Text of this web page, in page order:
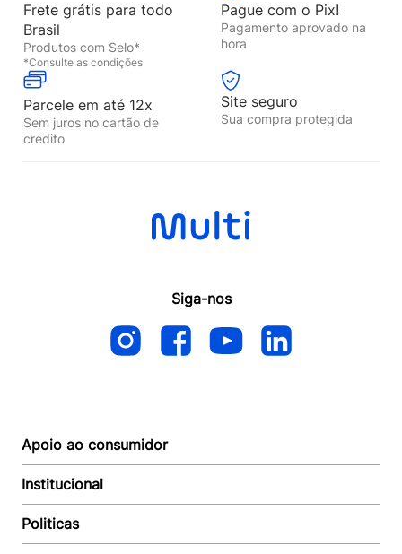
Frete grátis para todo
Brasil
Produtos com Selo*
*Consulte as condições
Pague com o Pix!
Pagamento aprovado na
hora
Parcele em até 12x
Sem juros no cartão de
crédito
Site seguro
Sua compra protegida
Siga-nos
Apoio ao consumidor
Autoatendimento
Suporte e reparo
Acompanhar Entrega
Institucional
Quem somos
Revendedor
Politicas